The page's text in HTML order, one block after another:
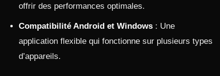
offrir des performances optimales.
Compatibilité Android et Windows : Une
application flexible qui fonctionne sur plusieurs types
d’appareils.